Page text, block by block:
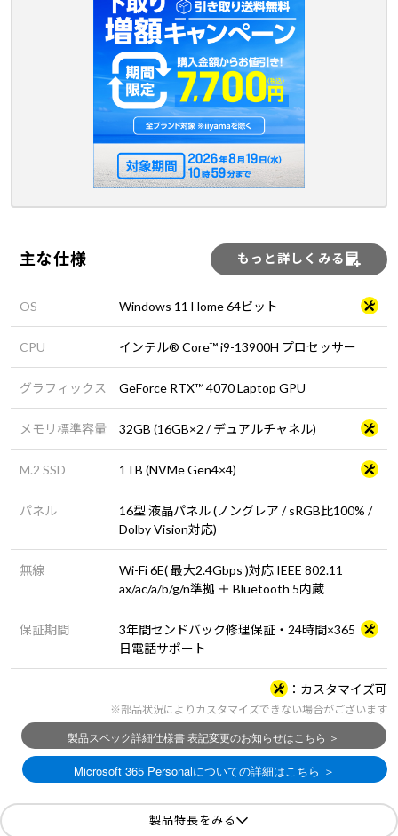
主な仕様 もっと詳しくみる
OS Windows 11 Home 64ビット
CPU インテル® Core™ i9-13900H プロセッサー
グラフィックス GeForce RTX™ 4070 Laptop GPU
メモリ標準容量 32GB (16GB×2 / デュアルチャネル)
M.2 SSD 1TB (NVMe Gen4×4)
パネル
16型 液晶パネル (ノングレア / sRGB比100% /
Dolby Vision対応)
無線
Wi-Fi 6E( 最大2.4Gbps )対応 IEEE 802.11
ax/ac/a/b/g/n準拠 ＋ Bluetooth 5内蔵
保証期間
3年間センドバック修理保証・24時間×365
日電話サポート
カスタマイズ可
※部品状況によりカスタマイズできない場合がございます
製品特長をみる